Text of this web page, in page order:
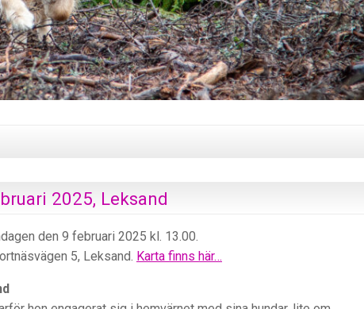
2025, Leksand
den 9 februari 2025 kl. 13.00.
5, Leksand. Karta finns här…